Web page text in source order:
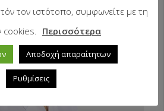
τον ιστότοπο, συμφωνείτε με τη
Περισσότερα
Αποδοχή απαραίτητων
Ρυθμίσεις